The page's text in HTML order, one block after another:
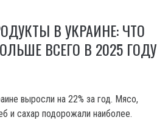
В УКРАИНЕ: ЧТО
ВСЕГО В 2025 ГОДУ
выросли на 22% за год. Мясо,
и сахар подорожали наиболее.